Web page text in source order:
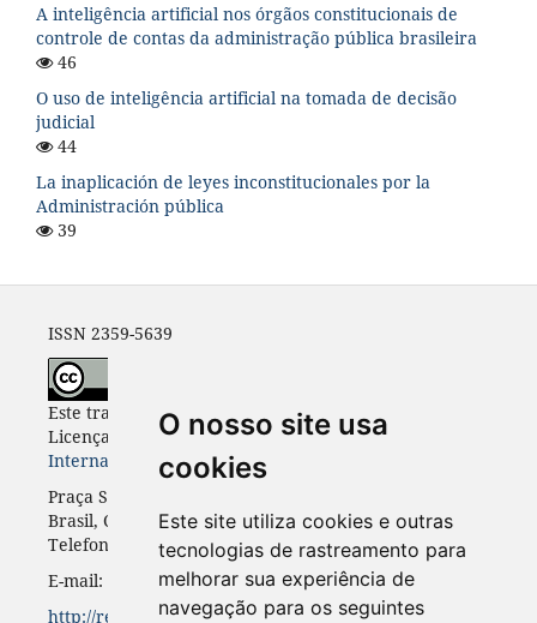
O nosso site usa
cookies
Este site utiliza cookies e outras
tecnologias de rastreamento para
melhorar sua experiência de
navegação para os seguintes
A inteligência artificial nos órgãos constitucionais de
controle de contas da administração pública brasileira
46
O uso de inteligência artificial na tomada de decisão
judicial
44
La inaplicación de leyes inconstitucionales por la
Administración pública
39
ISSN 2359-5639
Este trabalho está licenciado com uma
Licença
Creative Commons - Atribuição 4.0
Internacional
.
Praça Santos Andrade, n. 50, 3º andar, Curitiba-PR,
Brasil, CEP 80.020-300
Telefone: +55 41 3352-0716
E-mail: rinc.ufpr@gmail.com
http://revistas.ufpr.br/rinc